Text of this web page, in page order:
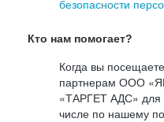
безопасности
Кто нам помогает?
Когда вы
партнерам ООО
«ТАРГЕТ АДС» для
числе по нашему